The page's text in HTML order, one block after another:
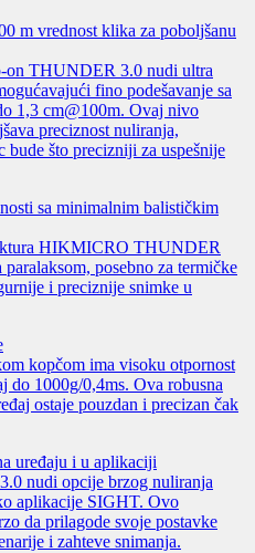
m vrednost klika za poboljšanu
THUNDER 3.0 nudi ultra
fino podešavanje sa
1,3 cm@100m. Ovaj nivo
preciznost nuliranja,
bude što precizniji za uspešnije
sa minimalnim balističkim
HIKMICRO THUNDER
posebno za termičke
i preciznije snimke u
kopčom ima visoku otpornost
do 1000g/0,4ms. Ova robusna
ostaje pouzdan i precizan čak
uređaju i u aplikaciji
nudi opcije brzog nuliranja
aplikacije SIGHT. Ovo
da prilagode svoje postavke
i zahteve snimanja.